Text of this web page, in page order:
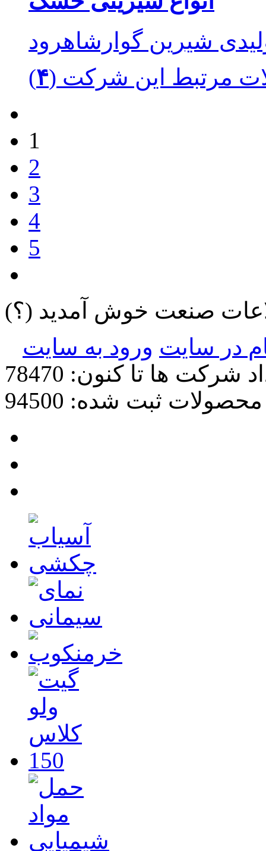
شیرین گوارشاهرود
مرتبط این شرکت (۴
1
2
3
4
5
صنعت خوش آمدید (؟)
در سایت ورود به سایت
شرکت ها تا کنون: 78470
ثبت شده: 94500